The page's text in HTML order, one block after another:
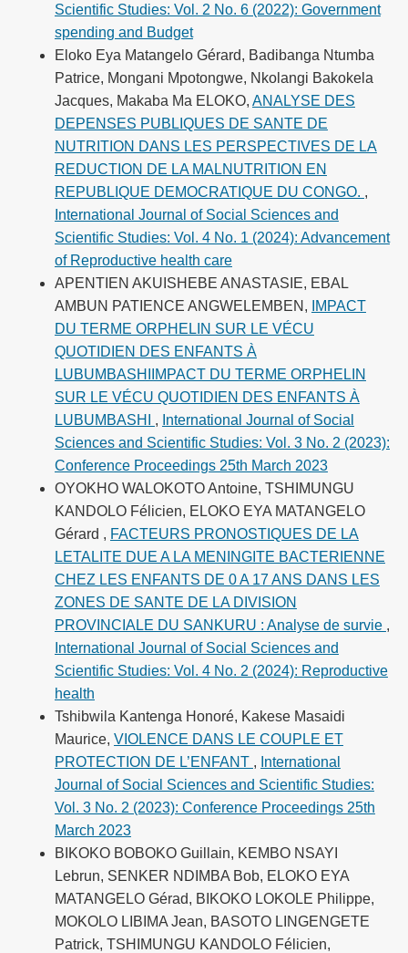
Scientific Studies: Vol. 2 No. 6 (2022): Government
spending and Budget
Eloko Eya Matangelo Gérard, Badibanga Ntumba
Patrice, Mongani Mpotongwe, Nkolangi Bakokela
Jacques, Makaba Ma ELOKO, ANALYSE DES
DEPENSES PUBLIQUES DE SANTE DE
NUTRITION DANS LES PERSPECTIVES DE LA
REDUCTION DE LA MALNUTRITION EN
REPUBLIQUE DEMOCRATIQUE DU CONGO. ,
International Journal of Social Sciences and
Scientific Studies: Vol. 4 No. 1 (2024): Advancement
of Reproductive health care
APENTIEN AKUISHEBE ANASTASIE, EBAL
AMBUN PATIENCE ANGWELEMBEN,
IMPACT
DU TERME ORPHELIN SUR LE VÉCU
QUOTIDIEN DES ENFANTS À
LUBUMBASHIIMPACT DU TERME ORPHELIN
SUR LE VÉCU QUOTIDIEN DES ENFANTS À
LUBUMBASHI , International Journal of Social
Sciences and Scientific Studies: Vol. 3 No. 2 (2023):
Conference Proceedings 25th March 2023
OYOKHO WALOKOTO Antoine, TSHIMUNGU
KANDOLO Félicien, ELOKO EYA MATANGELO
Gérard , FACTEURS PRONOSTIQUES DE LA
LETALITE DUE A LA MENINGITE BACTERIENNE
CHEZ LES ENFANTS DE 0 A 17 ANS DANS LES
ZONES DE SANTE DE LA DIVISION
PROVINCIALE DU SANKURU : Analyse de survie ,
International Journal of Social Sciences and
Scientific Studies: Vol. 4 No. 2 (2024): Reproductive
health
Tshibwila Kantenga Honoré, Kakese Masaidi
Maurice, VIOLENCE DANS LE COUPLE ET
PROTECTION DE L’ENFANT , International
Journal of Social Sciences and Scientific Studies:
Vol. 3 No. 2 (2023): Conference Proceedings 25th
March 2023
BIKOKO BOBOKO Guillain, KEMBO NSAYI
Lebrun, SENKER NDIMBA Bob, ELOKO EYA
MATANGELO Gérad, BIKOKO LOKOLE Philippe,
MOKOLO LIBIMA Jean, BASOTO LINGENGETE
Patrick, TSHIMUNGU KANDOLO Félicien,